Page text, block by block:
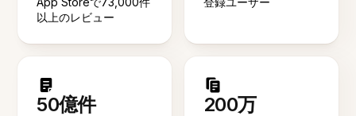
以上のレビュー
50億件 200万